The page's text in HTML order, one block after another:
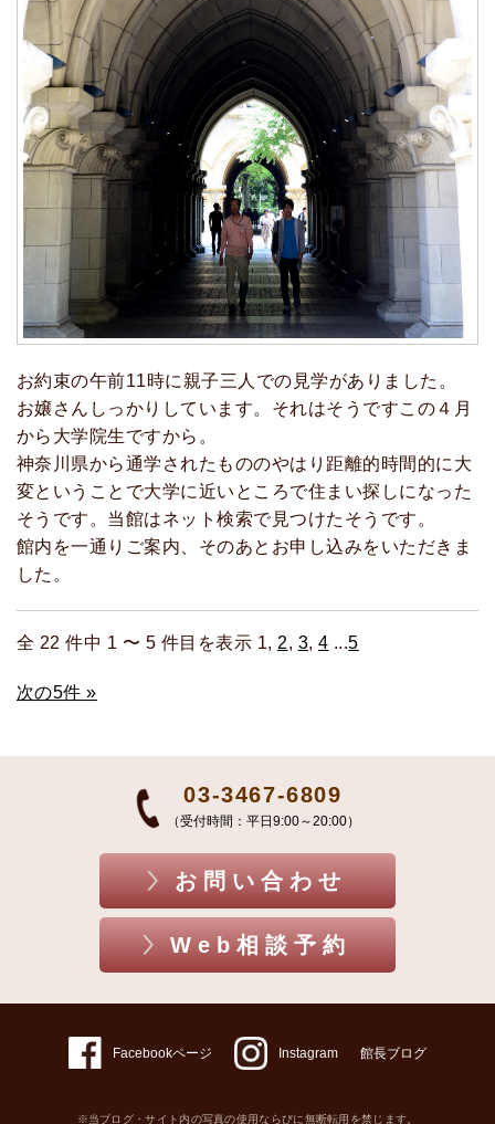
お約束の午前11時に親子三人での見学がありました。
お嬢さんしっかりしています。それはそうですこの４月
から大学院生ですから。
神奈川県から通学されたもののやはり距離的時間的に大
変ということで大学に近いところで住まい探しになった
そうです。当館はネット検索で見つけたそうです。
館内を一通りご案内、そのあとお申し込みをいただきま
した。
全 22 件中 1 〜 5 件目を表示 1, 2, 3, 4 ...5
次の5件 »
03-3467-6809
（受付時間：平日9:00～20:00）
お問い合わせ
Web相談予約
Facebookページ Instagram 館長ブログ
※当ブログ・サイト内の写真の使用ならびに無断転用を禁じます。